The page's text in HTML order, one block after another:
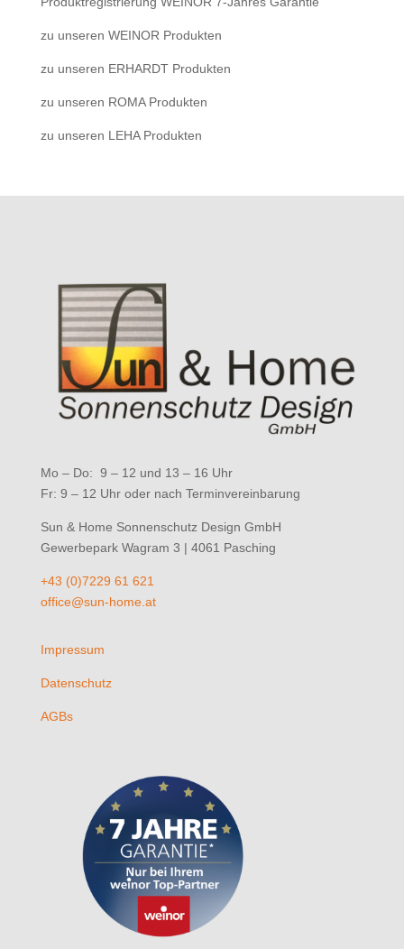
zu unseren WEINOR Produkten
zu unseren ERHARDT Produkten
zu unseren ROMA Produkten
zu unseren LEHA Produkten
Mo – Do: 9 – 12 und 13 – 16 Uhr
Fr: 9 – 12 Uhr oder nach Terminvereinbarung
Sun & Home Sonnenschutz Design GmbH
Gewerbepark Wagram 3 | 4061 Pasching
+43 (0)7229 61 621
office@sun-home.at
Impressum
Datenschutz
AGBs